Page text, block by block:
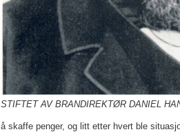
STIFTET AV BRANDIREKTØR DANIEL
å skaffe penger, og litt etter hvert ble